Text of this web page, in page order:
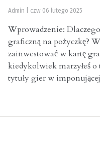
Admin czw 06 lutego 2025
Wprowadzenie:
graficzną na pożyczkę?
zainwestować w kartę
kiedykolwiek marzyłeś
tytuły gier w